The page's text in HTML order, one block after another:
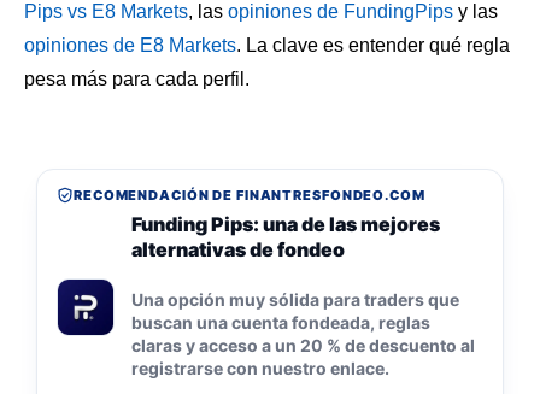
Pips vs E8 Markets, las opiniones de FundingPips y las
opiniones de E8 Markets. La clave es entender qué regla
pesa más para cada perfil.
RECOMENDACIÓN DE FINANTRESFONDEO.COM
Funding Pips: una de las mejores
alternativas de fondeo
Una opción muy sólida para traders que
buscan una cuenta fondeada, reglas
claras y acceso a un 20 % de descuento al
registrarse con nuestro enlace.